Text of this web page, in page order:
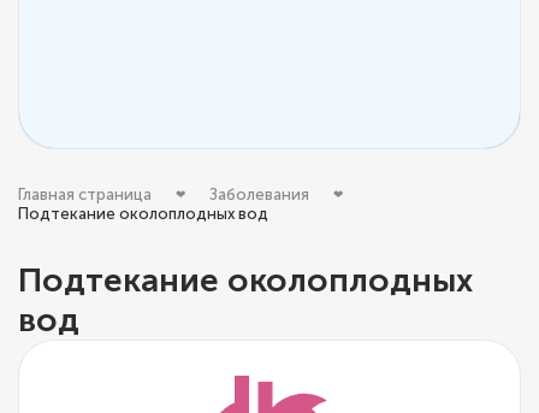
Главная страница
Заболевания
Подтекание околоплодных вод
Подтекание околоплодных
вод